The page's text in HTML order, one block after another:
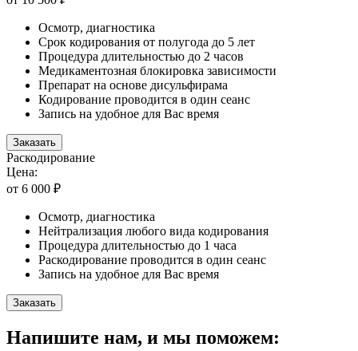
Осмотр, диагностика
Срок кодирования от полугода до 5 лет
Процедура длительностью до 2 часов
Медикаментозная блокировка зависимости
Препарат на основе дисульфирама
Кодирование проводится в один сеанс
Запись на удобное для Вас время
Заказать
Раскодирование
Цена:
от 6 000 ₽
Осмотр, диагностика
Нейтрализация любого вида кодирования
Процедура длительностью до 1 часа
Раскодирование проводится в один сеанс
Запись на удобное для Вас время
Заказать
Напишите нам, и мы поможем: